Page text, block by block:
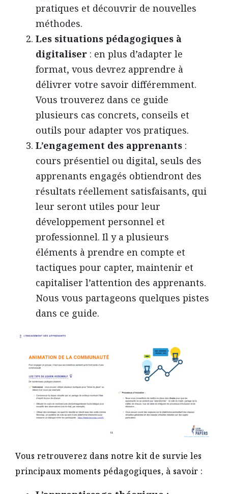
pratiques et découvrir de nouvelles
méthodes.
Les situations pédagogiques à
digitaliser : en plus d’adapter le
format, vous devrez apprendre à
délivrer votre savoir différemment.
Vous trouverez dans ce guide
plusieurs cas concrets, conseils et
outils pour adapter vos pratiques.
L’engagement des apprenants :
cours présentiel ou digital, seuls des
apprenants engagés obtiendront des
résultats réellement satisfaisants, qui
leur seront utiles pour leur
développement personnel et
professionnel. Il y a plusieurs
éléments à prendre en compte et
tactiques pour capter, maintenir et
capitaliser l’attention des apprenants.
Nous vous partageons quelques pistes
dans ce guide.
Vous retrouverez dans notre kit de survie les
principaux moments pédagogiques, à savoir :